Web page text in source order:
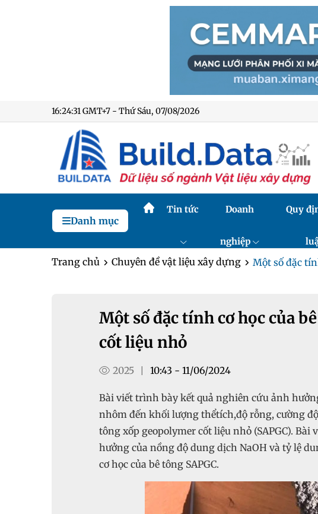
16:24:32 GMT+7 - Thứ Sáu, 07/08/2026
Danh mục
Tin tức Doanh
nghiệp
Quy
Trang chủ Chuyên đề vật liệu xây dựng Một số đặc
Một số đặc tính cơ học của
cốt liệu nhỏ
2025 10:43 - 11/06/2024
Bài viết trình bày kết quả nghiên cứu ảnh
nhôm đến khối lượng thểtích,độ rỗng, cường
tông xốp geopolymer cốt liệu nhỏ (SAPGC).
hưởng của nồng độ dung dịch NaOH và tỷ lệ
cơ học của bê tông SAPGC.